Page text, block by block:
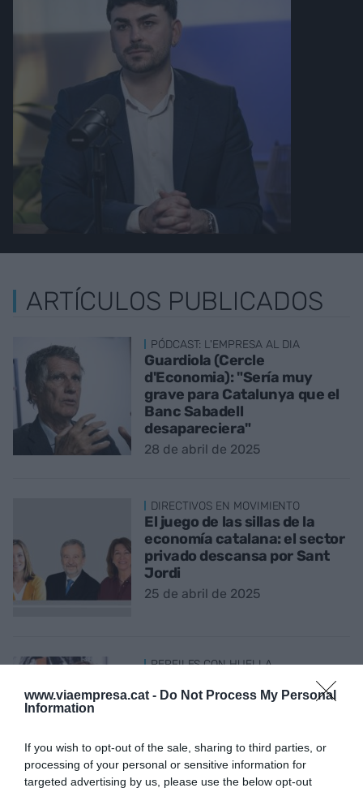
www.viaempresa.cat - Do Not Process My Personal
Information
If you wish to opt-out of the sale, sharing to third parties, or
processing of your personal or sensitive information for
targeted advertising by us, please use the below opt-out
ARTÍCULOS PUBLICADOS
PÓDCAST: L'EMPRESA AL DIA
Guardiola (Cercle
d'Economia): "Sería muy
grave para Catalunya que el
Banc Sabadell
desapareciera"
28 de abril de 2025
DIRECTIVOS EN MOVIMIENTO
El juego de las sillas de la
economía catalana: el sector
privado descansa por Sant
Jordi
25 de abril de 2025
PERFILES CON HUELLA
innovación y liderazgo en